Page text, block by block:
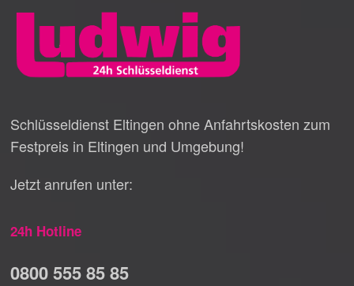
Schlüsseldienst Eltingen ohne Anfahrtskosten zum
Festpreis in Eltingen und Umgebung!
Jetzt anrufen unter:
24h Hotline
0800 555 85 85